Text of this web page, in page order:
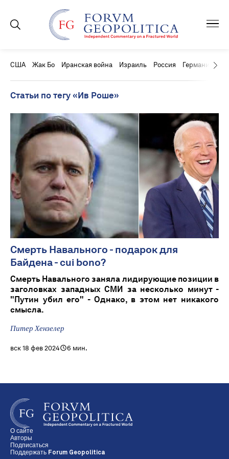
США Жак Бо Иранская война Израиль Россия Германия
Статьи по тегу «Ив Роше»
Смерть Навального - подарок для
Байдена - cui bono?
Смерть Навального заняла лидирующие позиции в
заголовках западных СМИ за несколько минут -
"Путин убил его" - Однако, в этом нет никакого
смысла.
Питер Хензелер
вск 18 фев 2024 6 мин.
О сайте
Авторы
Подписаться
Поддержать Forum Geopolitica